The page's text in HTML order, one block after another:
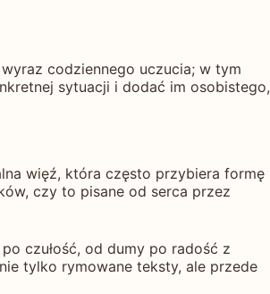
codziennego uczucia; w tym
sytuacji i dodać im osobistego,
więź, która często przybiera formę
czy to pisane od serca przez
czułość, od dumy po radość z
tylko rymowane teksty, ale przede